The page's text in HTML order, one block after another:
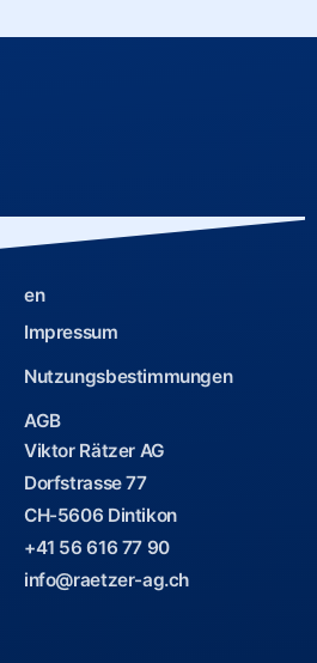
en
Impressum
Nutzungsbestimmungen
AGB
Viktor Rätzer AG
Dorfstrasse 77
CH-5606 Dintikon
+41 56 616 77 90
info@raetzer-ag.ch